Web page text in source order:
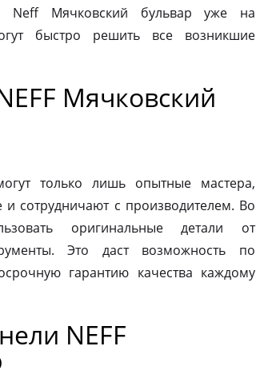
Neff Мячковский бульвар уже на
быстро решить все возникшие
Мячковский
только лишь опытные мастера,
сотрудничают с производителем. Во
оригинальные детали от
Это даст возможность по
гарантию качества каждому
NEFF